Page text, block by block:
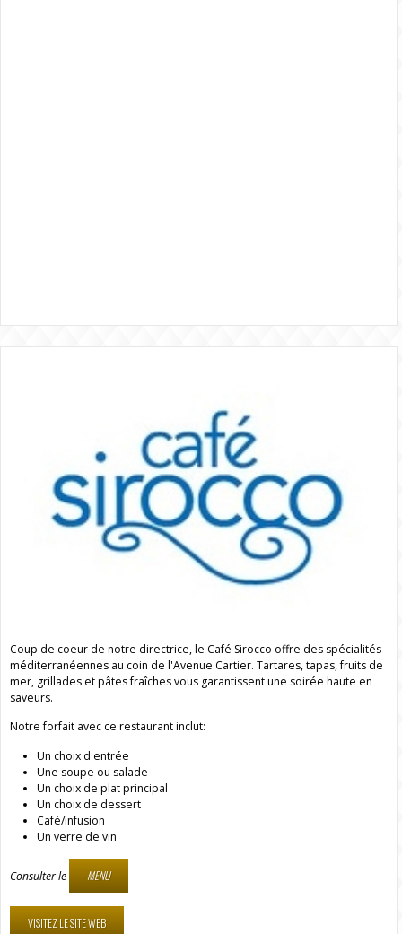
Coup de coeur de notre directrice, le Café Sirocco offre des spécialités
méditerranéennes au coin de l'Avenue Cartier. Tartares, tapas, fruits de
mer, grillades et pâtes fraîches vous garantissent une soirée haute en
saveurs.
Notre forfait avec ce restaurant inclut:
Un choix d'entrée
Une soupe ou salade
Un choix de plat principal
Un choix de dessert
Café/infusion
Un verre de vin
Consulter le MENU
VISITEZ LE SITE WEB